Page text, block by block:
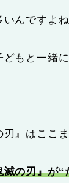
んですよね
もと一緒
』はここ
滅の刃』が“